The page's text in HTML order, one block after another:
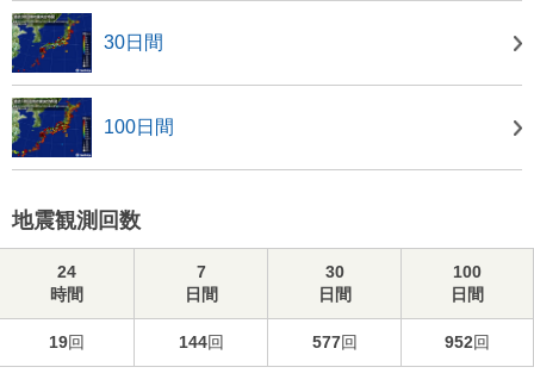
30日間
100日間
地震観測回数
24
時間
7
日間
30
日間
100
日間
19回 144回 577回 952回